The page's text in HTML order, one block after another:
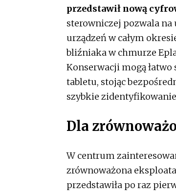
przedstawił nową
sterowniczej pozwala
urządzeń w całym
bliźniaka w chmurze
Konserwacji mogą
tabletu, stojąc
szybkie zidentyfikowanie
Dla
W centrum
zrównoważona
przedstawiła po raz